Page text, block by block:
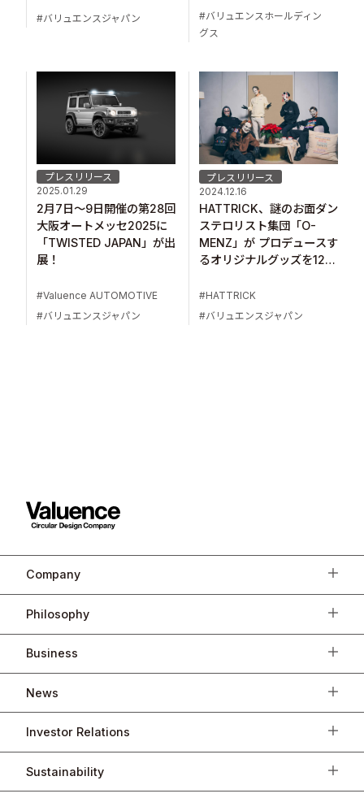
バリュエンスジャパン
バリュエンスホールディン
グス
プレスリリース
2025.01.29
2月7日～9日開催の第28回
大阪オートメッセ2025に
「TWISTED JAPAN」が出
展！
Valuence AUTOMOTIVE
バリュエンスジャパン
プレスリリース
2024.12.16
HATTRICK、謎のお面ダン
ステロリスト集団「O-
MENZ」が プロデュースす
るオリジナルグッズを12月
HATTRICK
バリュエンスジャパン
Company
Philosophy
Business
News
Investor Relations
Sustainability